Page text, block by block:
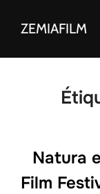
ZEMIAFILM
Natura
Film